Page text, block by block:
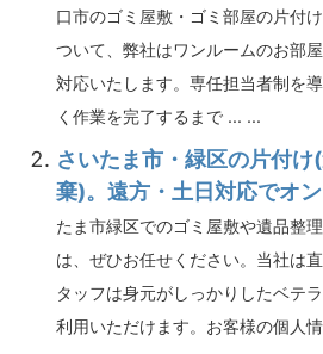
口市のゴミ屋敷・ゴミ部屋の片付
ついて、弊社はワンルームのお部
対応いたします。専任担当者制を
く作業を完了するまで ... ...
さいたま市・緑区の片付
棄)。遠方・土日対応でオ
たま市緑区でのゴミ屋敷や遺品整
は、ぜひお任せください。当社は
タッフは身元がしっかりしたベテ
利用いただけます。お客様の個人